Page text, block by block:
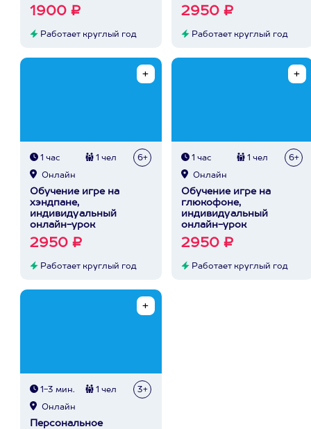
1900 ₽
Работает круглый год
2950 ₽
Работает круглый год
1 час 1 чел 6+
Онлайн
Обучение игре на
хэндпане,
индивидуальный
онлайн-урок
2950 ₽
Работает круглый год
1 час 1 чел 6+
Онлайн
Обучение игре на
глюкофоне,
индивидуальный
онлайн-урок
2950 ₽
Работает круглый год
1-3 мин. 1 чел 3+
Онлайн
Персональное